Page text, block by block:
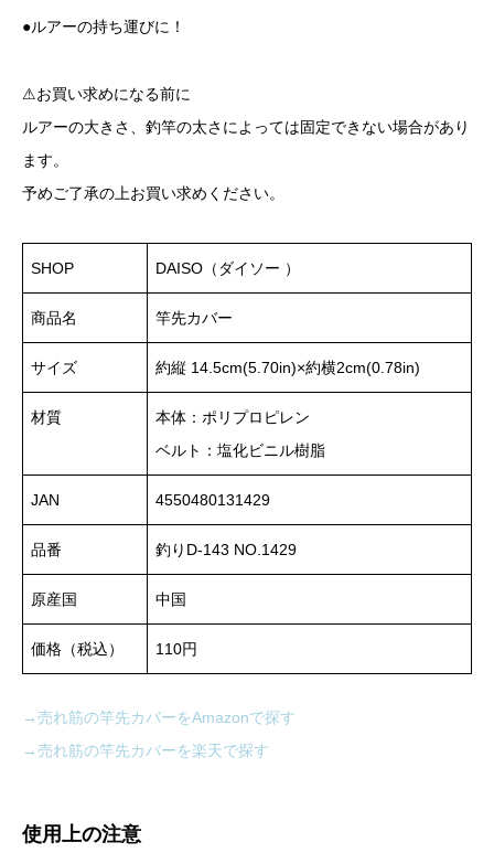
●ルアーの持ち運びに！
⚠︎お買い求めになる前に
ルアーの大きさ、釣竿の太さによっては固定できない場合があり
ます。
予めご了承の上お買い求めください。
SHOP DAISO（ダイソー ）
商品名 竿先カバー
サイズ 約縦 14.5cm(5.70in)×約横2cm(0.78in)
材質
本体：ポリプロピレン
ベルト：塩化ビニル樹脂
JAN 4550480131429
品番 釣りD-143 NO.1429
原産国 中国
価格（税込） 110円
→売れ筋の竿先カバーをAmazonで探す
→売れ筋の竿先カバーを楽天で探す
使用上の注意